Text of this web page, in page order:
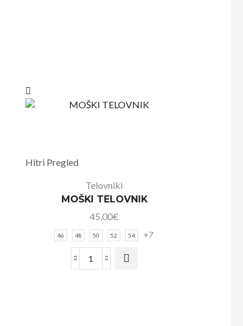
Hitri Pregled
Telovniki
MOŠKI TELOVNIK
45,00€
46 48 50 52 54 +7